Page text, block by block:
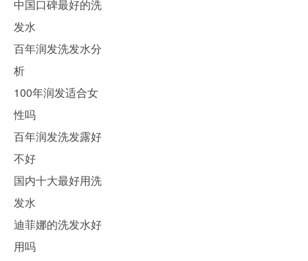
中国口碑最好的洗
发水
百年润发洗发水分
析
100年润发适合女
性吗
百年润发洗发露好
不好
国内十大最好用洗
发水
迪菲娜的洗发水好
用吗